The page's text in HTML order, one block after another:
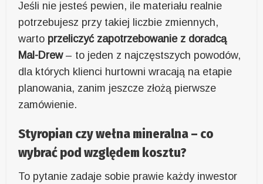
Jeśli nie jesteś pewien, ile materiału realnie
potrzebujesz przy takiej liczbie zmiennych,
warto przeliczyć zapotrzebowanie z doradcą
Mal-Drew– to jeden z najczęstszych powodów,
dla których klienci hurtowni wracają na etapie
planowania, zanim jeszcze złożą pierwsze
zamówienie.
Styropian czy wełna mineralna – co
wybrać pod względem kosztu?
To pytanie zadaje sobie prawie każdy inwestor